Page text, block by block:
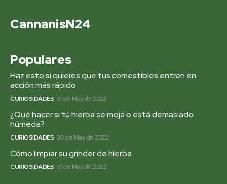
CannanisN24
Populares
Haz esto si quieres que tus comestibles entren en
acción más rápido
CURIOSIDADES 31 de May de 2022
¿Qué hacer si tú hierba se moja o está demasiado
húmeda?
CURIOSIDADES 30 de May de 2022
Cómo limpiar su grinder de hierba
CURIOSIDADES 16 de May de 2022